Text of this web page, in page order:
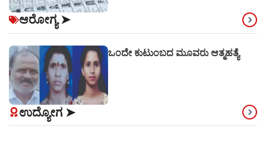
ಆರೋಗ್ಯ ➤
ಒಂದೇ ಕುಟುಂಬದ ಮೂವರು ಆತ್ಮಹತ್ಯೆ
ಉದ್ಯೋಗ ➤